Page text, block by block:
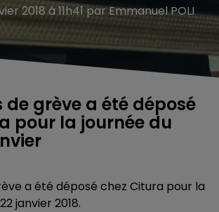
2018 à 11h41 par Emmanuel POLI
de grève a été déposé
pour la journée du
a été déposé chez Citura pour la
janvier 2018.